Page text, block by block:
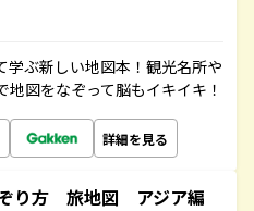
学ぶ新しい地図本！観光名所や
図をなぞって脳もイキイキ！
詳細を見る
り方 旅地図 アジア編